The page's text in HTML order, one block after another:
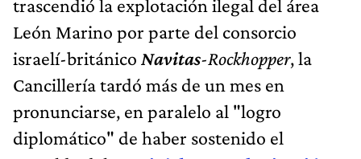
trascendió la explotación ilegal del área
León Marino por parte del consorcio
israelí-británico Navitas-Rockhopper, la
Cancillería tardó más de un mes en
pronunciarse, en paralelo al "logro
diplomático" de haber sostenido el